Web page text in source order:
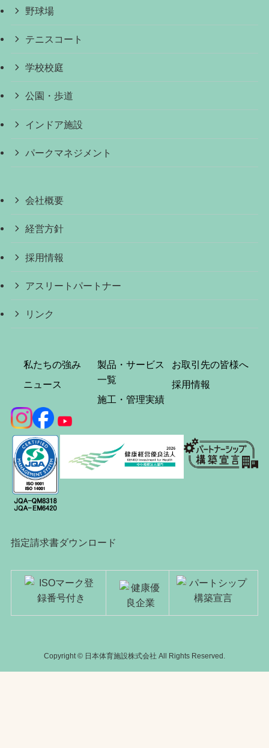
野球場
テニスコート
学校校庭
公園・歩道
インドア施設
パークマネジメント
会社概要
経営方針
採用情報
アスリートパートナー
リンク
私たちの強み
ニュース
製品・サービス
一覧
施工・管理実績
お取引先の皆様へ
採用情報
指定請求書ダウンロード
Copyright © 日本体育施設株式会社 All Rights Reserved.